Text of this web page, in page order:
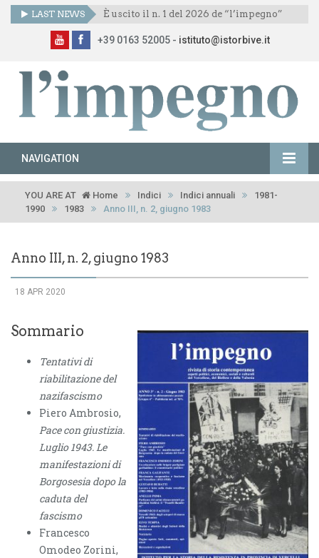
LAST NEWS È uscito il n. 1 del 2026 de “l’impegno”
+39 0163 52005 - istituto@istorbive.it
NAVIGATION
YOU ARE AT Home Indici Indici annuali
1981-
1990
1983 Anno III, n. 2, giugno 1983
Anno III, n. 2, giugno 1983
18 APR 2020
Sommario
Tentativi di
riabilitazione del
nazifascismo
Piero Ambrosio,
Pace con giustizia.
Luglio 1943. Le
manifestazioni di
Borgosesia dopo la
caduta del
fascismo
Francesco
Omodeo Zorini,